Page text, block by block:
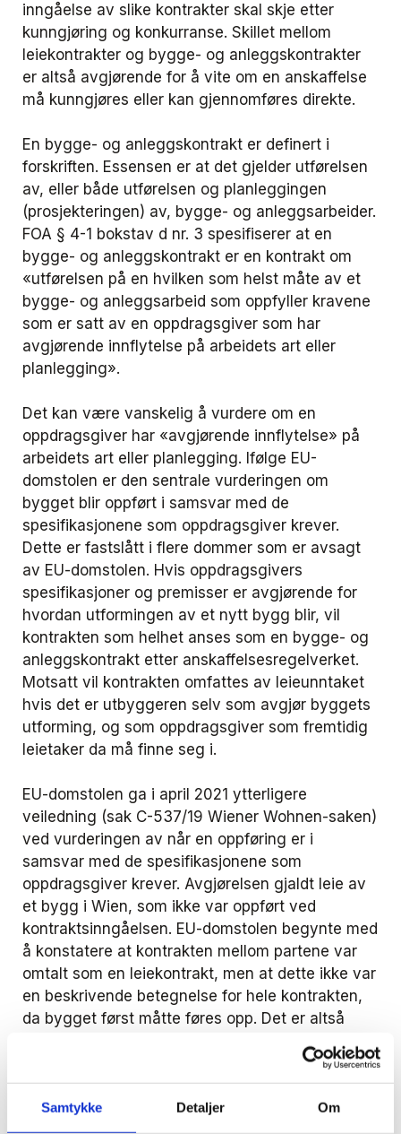
Samtykke Detaljer Om
inngåelse av slike kontrakter skal skje etter
kunngjøring og konkurranse. Skillet mellom
leiekontrakter og bygge- og anleggskontrakter
er altså avgjørende for å vite om en anskaffelse
må kunngjøres eller kan gjennomføres direkte.
En bygge- og anleggskontrakt er definert i
forskriften. Essensen er at det gjelder utførelsen
av, eller både utførelsen og planleggingen
(prosjekteringen) av, bygge- og anleggsarbeider.
FOA § 4-1 bokstav d nr. 3 spesifiserer at en
bygge- og anleggskontrakt er en kontrakt om
«utførelsen på en hvilken som helst måte av et
bygge- og anleggsarbeid som oppfyller kravene
som er satt av en oppdragsgiver som har
avgjørende innflytelse på arbeidets art eller
planlegging».
Det kan være vanskelig å vurdere om en
oppdragsgiver har «avgjørende innflytelse» på
arbeidets art eller planlegging. Ifølge EU-
domstolen er den sentrale vurderingen om
bygget blir oppført i samsvar med de
spesifikasjonene som oppdragsgiver krever.
Dette er fastslått i flere dommer som er avsagt
av EU-domstolen. Hvis oppdragsgivers
spesifikasjoner og premisser er avgjørende for
hvordan utformingen av et nytt bygg blir, vil
kontrakten som helhet anses som en bygge- og
anleggskontrakt etter anskaffelsesregelverket.
Motsatt vil kontrakten omfattes av leieunntaket
hvis det er utbyggeren selv som avgjør byggets
utforming, og som oppdragsgiver som fremtidig
leietaker da må finne seg i.
EU-domstolen ga i april 2021 ytterligere
veiledning (sak C-537/19 Wiener Wohnen-saken)
ved vurderingen av når en oppføring er i
samsvar med de spesifikasjonene som
oppdragsgiver krever. Avgjørelsen gjaldt leie av
et bygg i Wien, som ikke var oppført ved
kontraktsinngåelsen. EU-domstolen begynte med
å konstatere at kontrakten mellom partene var
omtalt som en leiekontrakt, men at dette ikke var
en beskrivende betegnelse for hele kontrakten,
da bygget først måtte føres opp. Det er altså
uten betydning hva kontrakten omtales som. Det
avgjørende er kontraktens faktiske innhold.
Domstolen konstaterte deretter at leie av
objekter som enda ikke er oppført, også kan